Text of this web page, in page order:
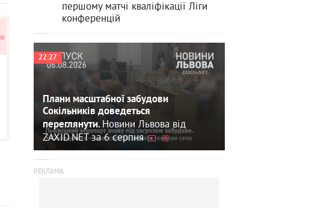
першому матчі кваліфікації Ліги
конференцій
22:27
Плани масштабної забудови
Сокільників доведеться
переглянути. Новини Львова від
ZAXID.NET за 6 серпня